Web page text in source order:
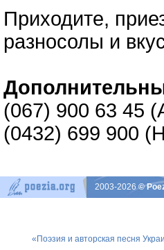
Приходите,
разносолы и
(067) 900 63 45
(0432) 699 900
2003-2026©
«Поэзия и авторская песня